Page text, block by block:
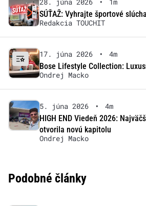
28. júna 2026 •
1m
SÚŤAŽ: Vyhrajte športové
Redakcia TOUCHIT
17. júna 2026 •
4m
Bose Lifestyle Collection:
Ondrej Macko
5. júna 2026 •
4m
HIGH END Viedeň 2026:
otvorila novú kapitolu
Ondrej Macko
Podobné články